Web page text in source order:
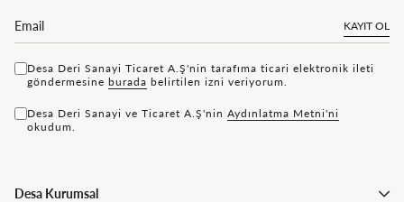
KAYIT OL
Desa Deri Sanayi Ticaret A.Ş'nin tarafıma ticari elektronik ileti
göndermesine bu rada belirtilen izni veriyorum.
Desa Deri Sanayi ve Ticaret A.Ş'nin Aydınlatma Metni'ni
okudum.
Desa Kurumsal